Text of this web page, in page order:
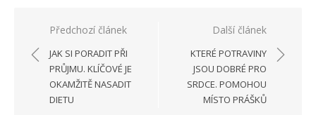
Navigace
pro
příspěvek
Předchozí článek
JAK SI PORADIT PŘI
PRŮJMU. KLÍČOVÉ JE
OKAMŽITĚ NASADIT
DIETU
Další článek
KTERÉ POTRAVINY
JSOU DOBRÉ PRO
SRDCE. POMOHOU
MÍSTO PRÁŠKŮ